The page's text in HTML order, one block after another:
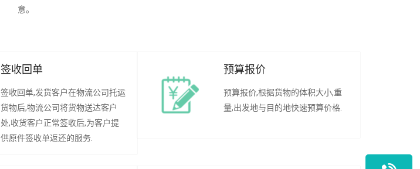
意。
签收回单
签收回单,发货客户在物流公司托运
货物后,物流公司将货物送达客户
处,收货客户正常签收后,为客户提
供原件签收单返还的服务.
预算报价
预算报价,根据货物的体积大小,重
量,出发地与目的地快速预算价格.